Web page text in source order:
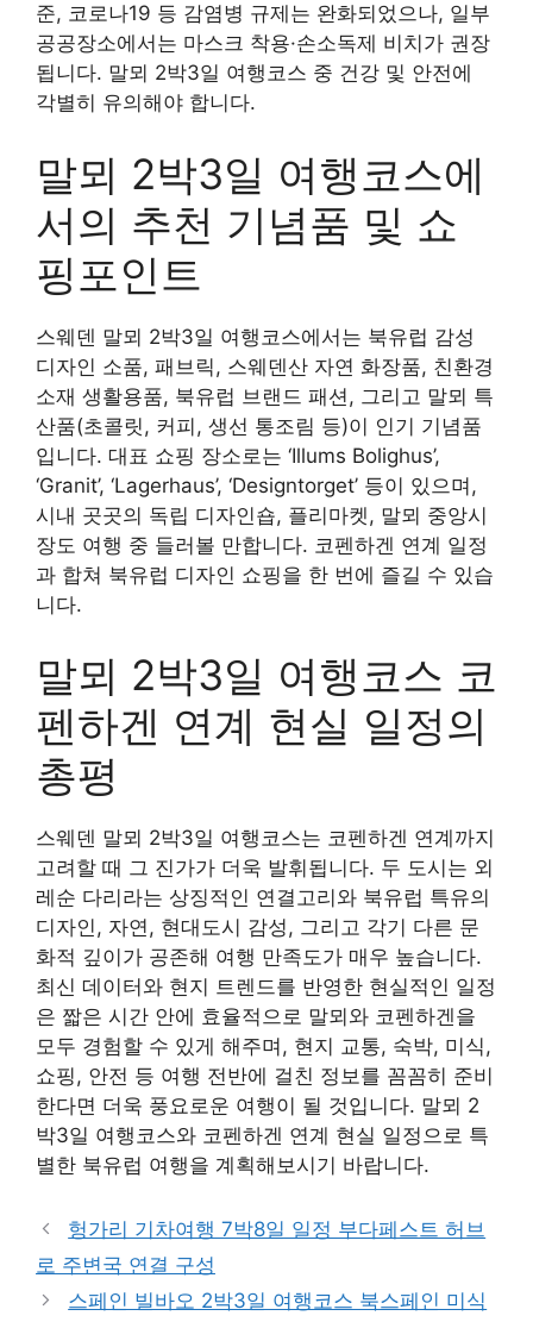
준, 코로나19 등 감염병 규제는 완화되었으나, 일부
공공장소에서는 마스크 착용·손소독제 비치가 권장
됩니다. 말뫼 2박3일 여행코스 중 건강 및 안전에
각별히 유의해야 합니다.
말뫼 2박3일 여행코스에
서의 추천 기념품 및 쇼
핑포인트
스웨덴 말뫼 2박3일 여행코스에서는 북유럽 감성
디자인 소품, 패브릭, 스웨덴산 자연 화장품, 친환경
소재 생활용품, 북유럽 브랜드 패션, 그리고 말뫼 특
산품(초콜릿, 커피, 생선 통조림 등)이 인기 기념품
입니다. 대표 쇼핑 장소로는 ‘Illums Bolighus’,
‘Granit’, ‘Lagerhaus’, ‘Designtorget’ 등이 있으며,
시내 곳곳의 독립 디자인숍, 플리마켓, 말뫼 중앙시
장도 여행 중 들러볼 만합니다. 코펜하겐 연계 일정
과 합쳐 북유럽 디자인 쇼핑을 한 번에 즐길 수 있습
니다.
말뫼 2박3일 여행코스 코
펜하겐 연계 현실 일정의
총평
스웨덴 말뫼 2박3일 여행코스는 코펜하겐 연계까지
고려할 때 그 진가가 더욱 발휘됩니다. 두 도시는 외
레순 다리라는 상징적인 연결고리와 북유럽 특유의
디자인, 자연, 현대도시 감성, 그리고 각기 다른 문
화적 깊이가 공존해 여행 만족도가 매우 높습니다.
최신 데이터와 현지 트렌드를 반영한 현실적인 일정
은 짧은 시간 안에 효율적으로 말뫼와 코펜하겐을
모두 경험할 수 있게 해주며, 현지 교통, 숙박, 미식,
쇼핑, 안전 등 여행 전반에 걸친 정보를 꼼꼼히 준비
한다면 더욱 풍요로운 여행이 될 것입니다. 말뫼 2
박3일 여행코스와 코펜하겐 연계 현실 일정으로 특
별한 북유럽 여행을 계획해보시기 바랍니다.
헝가리 기차여행 7박8일 일정 부다페스트 허브
로 주변국 연결 구성
스페인 빌바오 2박3일 여행코스 북스페인 미식